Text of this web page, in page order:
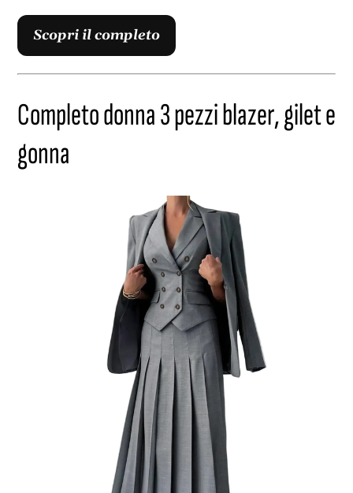
Scopri il completo
Completo donna 3 pezzi blazer, gilet e
gonna